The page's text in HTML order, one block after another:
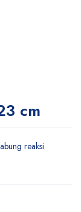
cm
reaksi